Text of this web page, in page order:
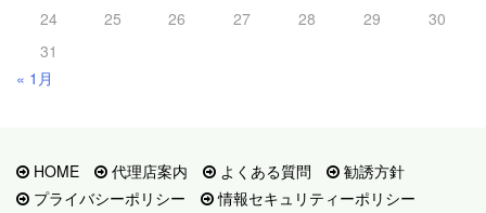
24
25 26 27 28 29
30
31
« 1月
HOME 代理店案内 よくある質問
勧誘方針
プライバシーポリシー
情報セキュリティーポリシー